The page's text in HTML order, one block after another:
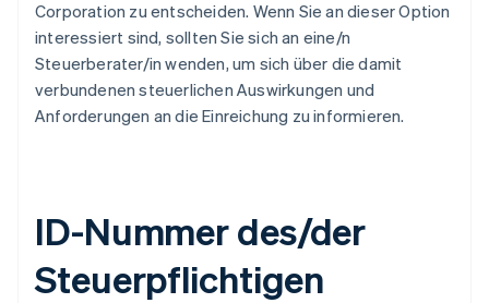
Corporation zu entscheiden. Wenn Sie an dieser Option
interessiert sind, sollten Sie sich an eine/n
Steuerberater/in wenden, um sich über die damit
verbundenen steuerlichen Auswirkungen und
Anforderungen an die Einreichung zu informieren.
ID-Nummer des/der
Steuerpflichtigen